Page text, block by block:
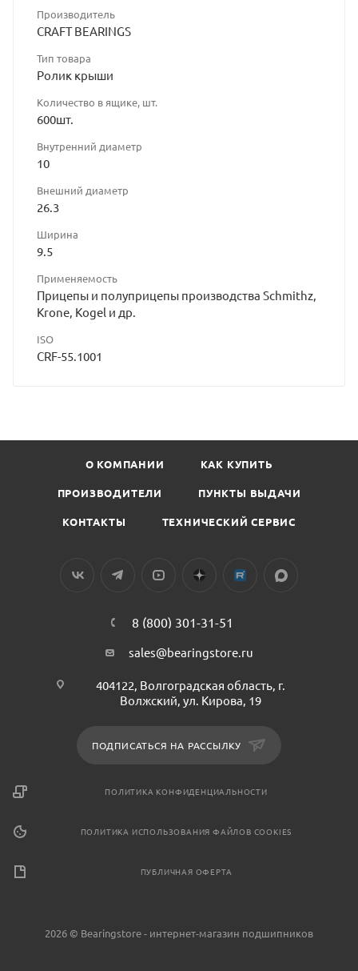
Производитель
CRAFT BEARINGS
Тип товара
Ролик крыши
Количество в ящике, шт.
600шт.
Внутренний диаметр
10
Внешний диаметр
26.3
Ширина
9.5
Применяемость
Прицепы и полуприцепы производства Schmithz,
Krone, Kogel и др.
ISO
CRF-55.1001
О КОМПАНИИ КАК КУПИТЬ
ПРОИЗВОДИТЕЛИ ПУНКТЫ ВЫДАЧИ
КОНТАКТЫ ТЕХНИЧЕСКИЙ СЕРВИС
8 (800) 301-31-51
sales@bearingstore.ru
404122, Волгоградская область, г.
Волжский, ул. Кирова, 19
ПОДПИСАТЬСЯ НА РАССЫЛКУ
ПОЛИТИКА КОНФИДЕНЦИАЛЬНОСТИ
ПОЛИТИКА ИСПОЛЬЗОВАНИЯ ФАЙЛОВ COOKIES
ПУБЛИЧНАЯ ОФЕРТА
2026 © Bearingstore - интернет-магазин подшипников